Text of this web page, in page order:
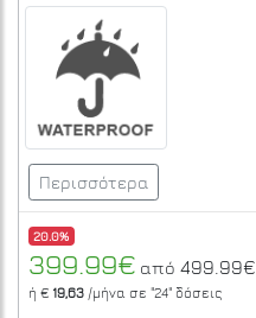
Περισσότερα
20.0%
399.99€ από 499.99€
ή € 19,63 /μήνα σε "24" δόσεις